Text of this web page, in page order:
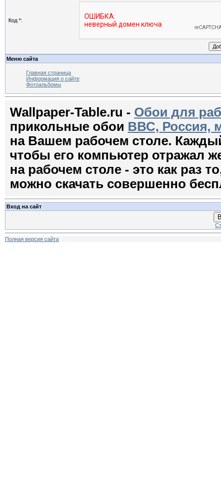
Код *:
Меню сайта
Главная страница
Информация о сайте
Фотоальбомы
Wallpaper-Table.ru - Обои для
прикольные обои ВВС, Россия,
на Вашем рабочем столе.
чтобы его компьютер отражал
на рабочем столе - это как раз
можно скачать совершенно
Вход на сайт
Полная версия сайта